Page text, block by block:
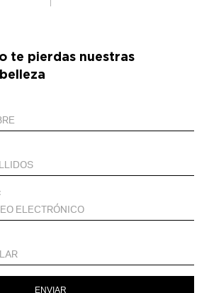
te pierdas nuestras
ENVIAR